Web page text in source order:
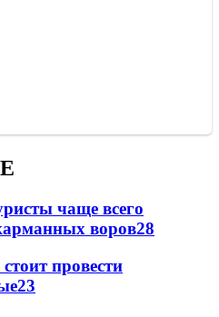
чаще всего
воров28
провести
23